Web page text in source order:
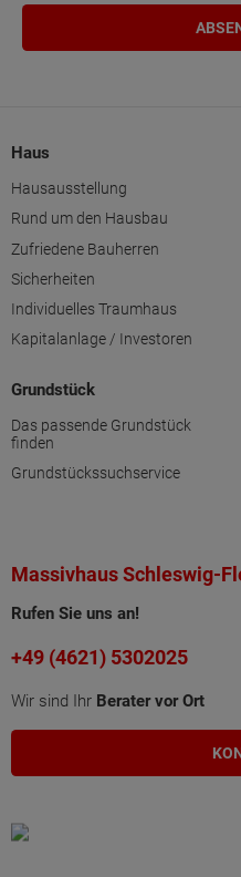
Haus
Hausausstellung
Rund um den Hausbau
Zufriedene Bauherren
Sicherheiten
Individuelles Traumhaus
Kapitalanlage / Investoren
Grundstück
Das passende Grundstück
finden
Grundstückssuchservice
Massivhaus Schleswig-
Rufen Sie uns an!
+49 (4621) 5302025
Wir sind Ihr Berater vor Ort